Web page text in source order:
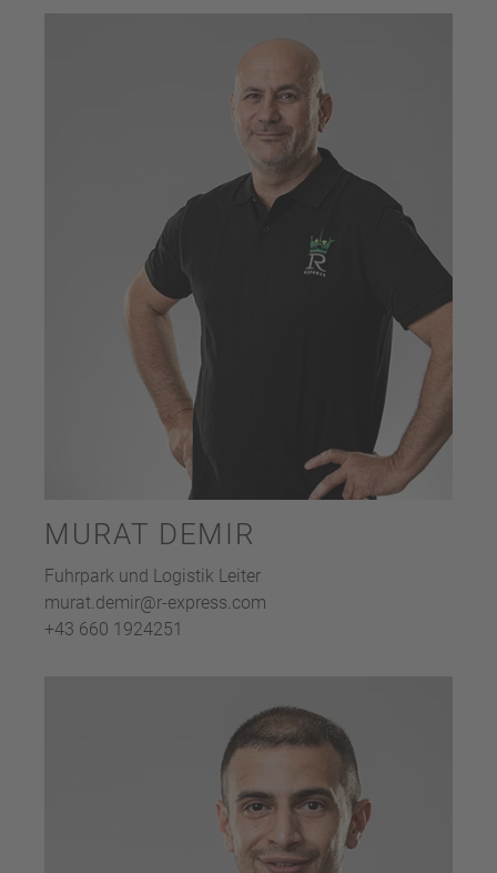
MURAT DEMIR
Fuhrpark und Logistik Leiter
murat.demir@r-express.com
+43 660 1924251